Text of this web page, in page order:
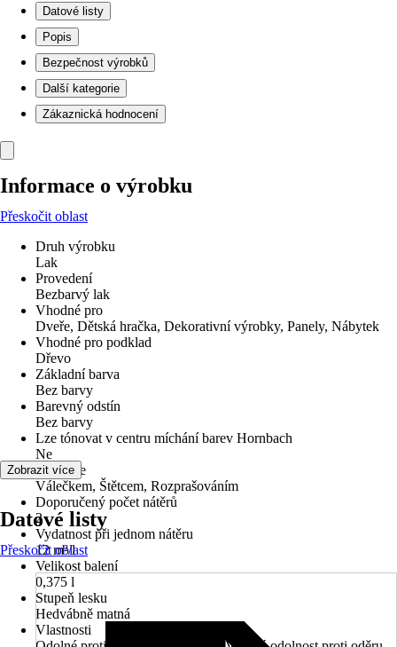
Datové listy
Popis
Bezpečnost výrobků
Další kategorie
Zákaznická hodnocení
Informace o výrobku
Přeskočit oblast
Druh výrobku
Lak
Provedení
Bezbarvý lak
Vhodné pro
Dveře, Dětská hračka, Dekorativní výrobky, Panely, Nábytek
Vhodné pro podklad
Dřevo
Základní barva
Bez barvy
Barevný odstín
Bez barvy
Lze tónovat v centru míchání barev Hornbach
Ne
Aplikace
Válečkem, Štětcem, Rozprašováním
Doporučený počet nátěrů
2
Vydatnost při jednom nátěru
12 m²/l
Velikost balení
0,375 l
Stupeň lesku
Hedvábně matná
Vlastnosti
Zobrazit více
Datové listy
Přeskočit oblast